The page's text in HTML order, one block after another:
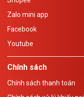
Zalo mini app
Facebook
Youtube
Chính sách
Chính sách thanh toán